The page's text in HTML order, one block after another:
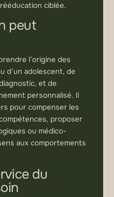
ciblée.
peut
l’origine des
d’un adolescent, de
et de
personnalisé. Il
pour compenser les
proposer
ou médico-
aux comportements
du